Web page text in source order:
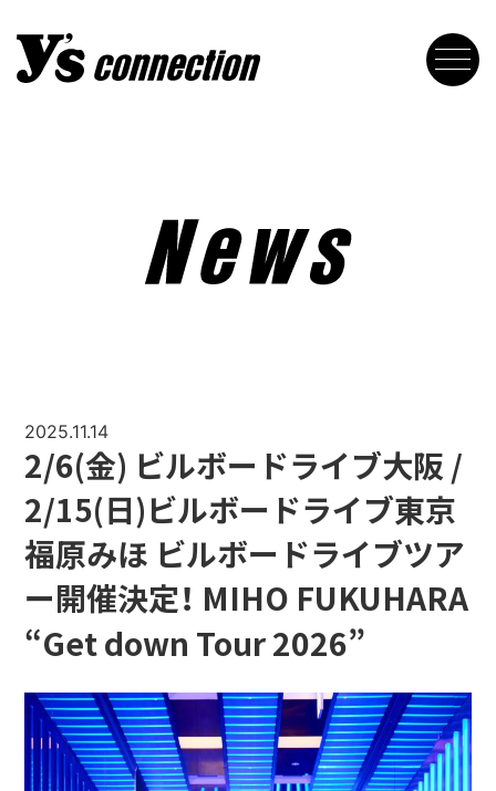
2025.11.14
2/6(金) ビルボードライブ大阪 /
2/15(日)ビルボードライブ東京
福原みほ ビルボードライブツア
ー開催決定！ MIHO FUKUHARA
“Get down Tour 2026”